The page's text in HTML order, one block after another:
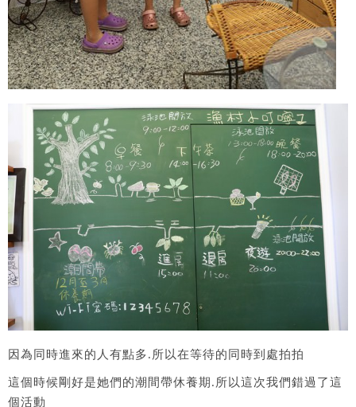
因為同時進來的人有點多.所以在等待的同時到處拍拍
這個時候剛好是她們的潮間帶休養期.所以這次我們錯過了這
個活動